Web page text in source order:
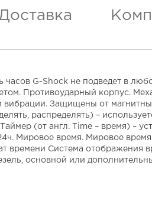
G-Shock не подведет в
Противоударный корпус.
Защищены от
распределять) –
(от англ. Time – время) –
Мировое время. Мировое
времени Система отображения
основной или